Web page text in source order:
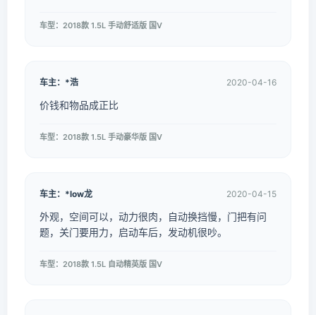
车型：2018款 1.5L 手动舒适版 国V
车主：*浩 2020-04-16
价钱和物品成正比
车型：2018款 1.5L 手动豪华版 国V
车主：*low龙 2020-04-15
外观，空间可以，动力很肉，自动换挡慢，门把有问
题，关门要用力，启动车后，发动机很吵。
车型：2018款 1.5L 自动精英版 国V